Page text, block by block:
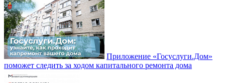
Приложение «Госуслуги.Дом»
поможет следить за ходом капитального ремонта дома